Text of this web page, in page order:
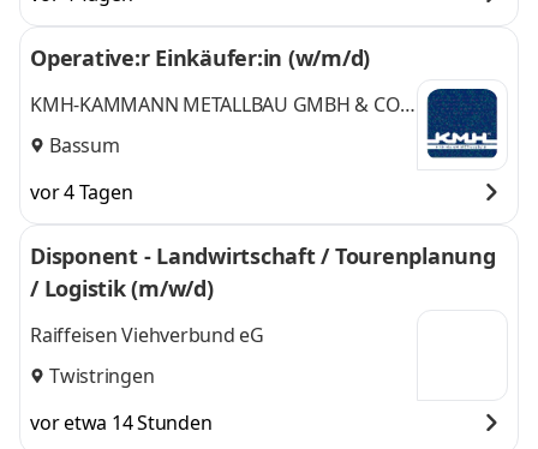
Operative:r Einkäufer:in (w/m/d)
KMH-KAMMANN METALLBAU GMBH & CO.
KGBassum
vor 4 Tagen
Disponent - Landwirtschaft / Tourenplanung
/ Logistik (m/w/d)
Raiffeisen Viehverbund eG
Twistringen
vor etwa 14 Stunden